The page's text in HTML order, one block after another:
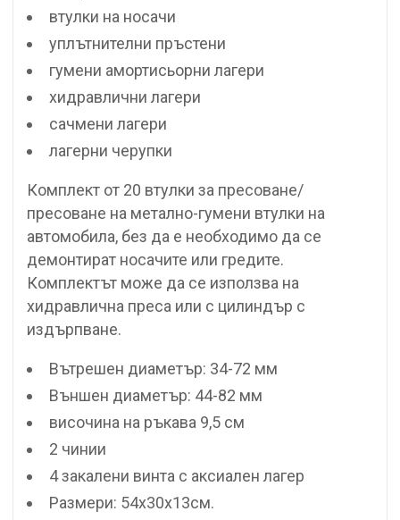
втулки на носачи
уплътнителни пръстени
гумени амортисьорни лагери
хидравлични лагери
сачмени лагери
лагерни черупки
Комплект от 20 втулки за пресоване/
пресоване на метално-гумени втулки на
автомобила, без да е необходимо да се
демонтират носачите или гредите.
Комплектът може да се използва на
хидравлична преса или с цилиндър с
издърпване.
Вътрешен диаметър: 34-72 мм
Външен диаметър: 44-82 мм
височина на ръкава 9,5 см
2 чинии
4 закалени винта с аксиален лагер
Размери: 54x30x13см.